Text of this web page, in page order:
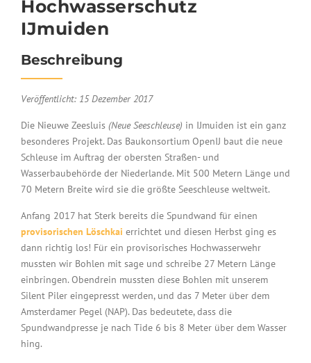
Hochwasserschutz
IJmuiden
Beschreibung
Veröffentlicht: 15 Dezember 2017
Die Nieuwe Zeesluis (Neue Seeschleuse) in IJmuiden ist ein ganz
besonderes Projekt. Das Baukonsortium OpenIJ baut die neue
Schleuse im Auftrag der obersten Straßen- und
Wasserbaubehörde der Niederlande. Mit 500 Metern Länge und
70 Metern Breite wird sie die größte Seeschleuse weltweit.
Anfang 2017 hat Sterk bereits die Spundwand für einen
provisorischen Löschkai errichtet und diesen Herbst ging es
dann richtig los! Für ein provisorisches Hochwasserwehr
mussten wir Bohlen mit sage und schreibe 27 Metern Länge
einbringen. Obendrein mussten diese Bohlen mit unserem
Silent Piler eingepresst werden, und das 7 Meter über dem
Amsterdamer Pegel (NAP). Das bedeutete, dass die
Spundwandpresse je nach Tide 6 bis 8 Meter über dem Wasser
hing.